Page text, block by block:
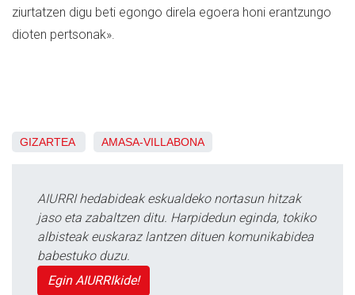
ziurtatzen digu beti egongo direla egoera honi erantzungo
dioten pertsonak».
GIZARTEA AMASA-VILLABONA
AIURRI hedabideak eskualdeko nortasun hitzak
jaso eta zabaltzen ditu. Harpidedun eginda, tokiko
albisteak euskaraz lantzen dituen komunikabidea
babestuko duzu.
Egin AIURRIkide!